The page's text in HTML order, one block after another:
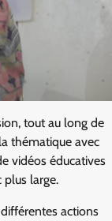
tout au long de
thématique avec
vidéos éducatives
plus large.
actions